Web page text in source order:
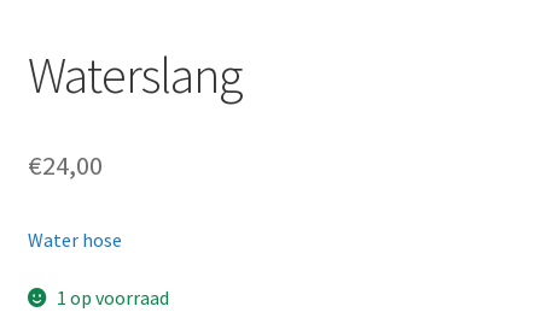
Waterslang
€24,00
Water hose
1 op voorraad